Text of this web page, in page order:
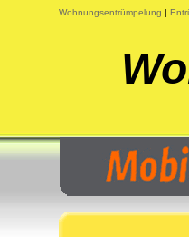
Wohnungsentrümpelung |